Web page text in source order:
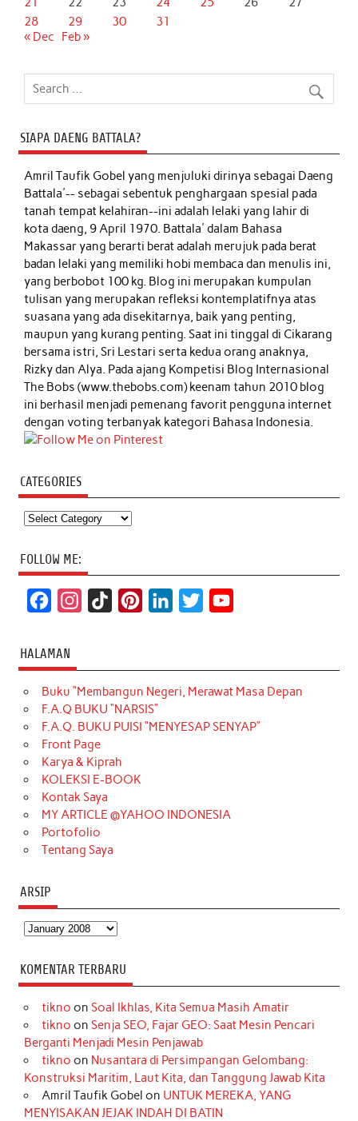
28
29 30
31
« Dec
Feb »
SIAPA DAENG BATTALA?
Amril Taufik Gobelyang menjuluki dirinya sebagai Daeng
Battala'-- sebagai sebentuk penghargaan spesial pada
tanah tempat kelahiran--ini adalah lelaki yang lahir di
kota daeng, 9 April 1970. Battala' dalam Bahasa
Makassar yang berarti berat adalah merujuk pada berat
badan lelaki yang memiliki hobi membaca dan menulis ini,
yang berbobot 100 kg. Blog ini merupakan kumpulan
tulisan yang merupakan refleksi kontemplatifnya atas
suasana yang ada disekitarnya, baik yang penting,
maupun yang kurang penting. Saat ini tinggal di Cikarang
bersama istri, Sri Lestari serta kedua orang anaknya,
Rizky dan Alya. Pada ajang Kompetisi Blog Internasional
The Bobs (www.thebobs.com) keenam tahun 2010 blog
ini berhasil menjadi pemenang favorit pengguna internet
dengan voting terbanyak kategori Bahasa Indonesia.
CATEGORIES
Categories
FOLLOW ME:
c
e
b
o
o
k
t
a
g
r
a
m
T
o
k
t
e
r
k
e
d
t
t
e
T
u
b
HALAMAN
Buku “Membangun Negeri, Merawat Masa Depan
F.A.Q BUKU “NARSIS”
F.A.Q. BUKU PUISI “MENYESAP SENYAP”
Front Page
Karya & Kiprah
KOLEKSI E-BOOK
Kontak Saya
MY ARTICLE @YAHOO INDONESIA
Portofolio
Tentang Saya
ARSIP
Arsip
KOMENTAR TERBARU
tikno on Soal Ikhlas, Kita Semua Masih Amatir
tikno on Senja SEO, Fajar GEO: Saat Mesin Pencari
Berganti Menjadi Mesin Penjawab
tikno on Nusantara di Persimpangan Gelombang:
Konstruksi Maritim, Laut Kita, dan Tanggung Jawab Kita
Amril Taufik Gobel on UNTUK MEREKA, YANG
MENYISAKAN JEJAK INDAH DI BATIN